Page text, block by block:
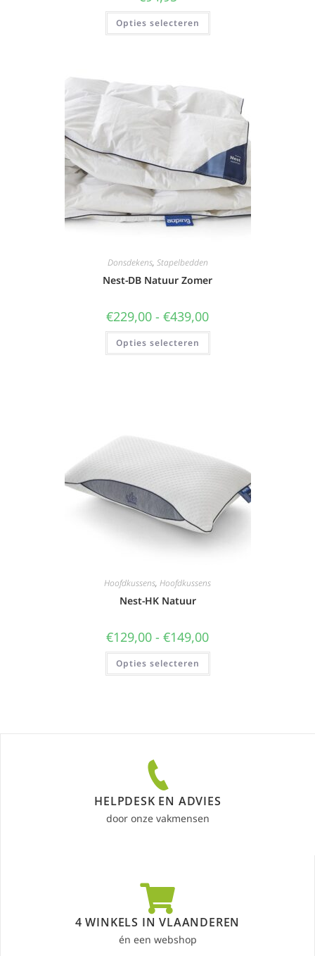
Opties selecteren
Donsdekens, Stapelbedden
Nest-DB Natuur Zomer
€229,00 - €439,00
Opties selecteren
Hoofdkussens, Hoofdkussens
Nest-HK Natuur
€129,00 - €149,00
Opties selecteren
HELPDESK EN ADVIES
door onze vakmensen
4 WINKELS IN VLAANDEREN
én een webshop